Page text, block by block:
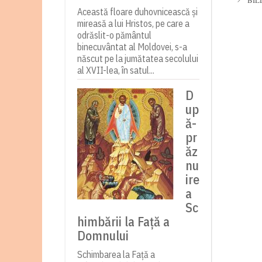
Această floare duhovnicească și
mireasă a lui Hristos, pe care a
odrăslit-o pământul
binecuvântat al Moldovei, s-a
născut pe la jumătatea secolului
al XVII-lea, în satul...
D
up
ă-
pr
ăz
nu
ire
a
Sc
himbării la Față a
Domnului
Schimbarea la Față a